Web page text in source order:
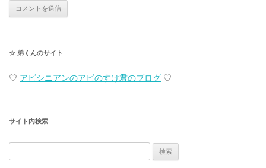
☆ 弟くんのサイト
♡ アビシニアンのアビのすけ君のブログ ♡
サイト内検索
索: